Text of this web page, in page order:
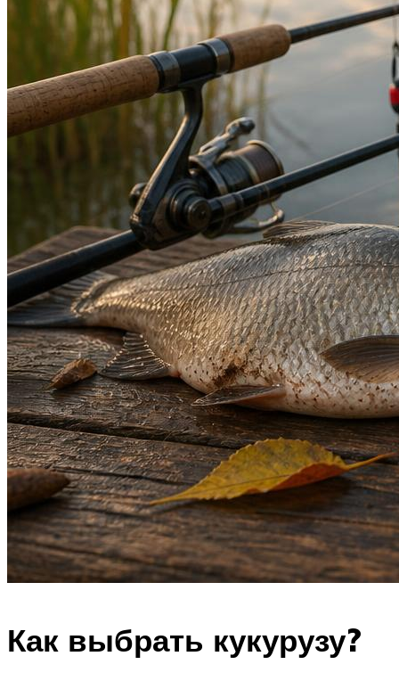
Как выбрать кукурузу?